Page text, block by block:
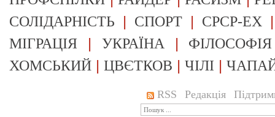
СОЛІДАРНІСТЬ | СПОРТ | СРСР-EX
МІГРАЦІЯ | УКРАЇНА | ФІЛОСОФІЯ
ХОМСЬКИЙ | ЦВЄТКОВ | ЧІЛІ |
RSS Редакція